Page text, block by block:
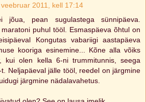
2011, kell 17:14
jõua, pean sugulastega sünnipäeva.
puhul tööl. Esmaspäeva õhtul on
Kongutas vabariigi aastapäeva
kooriga esinemine... Kõne alla võiks
kui olen kella 6-ni trummitunnis, seega
Neljapäeval jälle tööl, reedel on järgmine
järgmine nädalavahetus.